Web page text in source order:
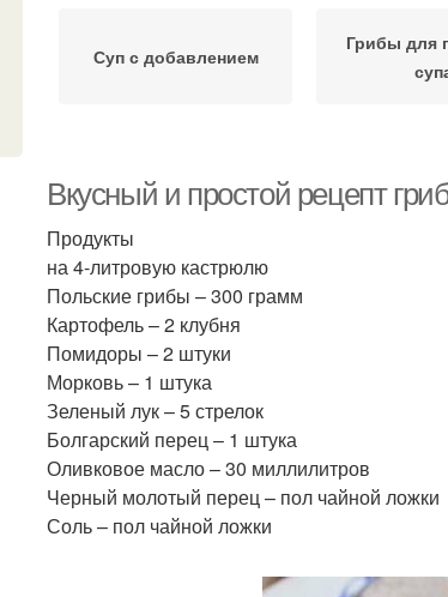
Суп с добавлением
Грибы для
Вкусный и простой рецепт
Продукты
на 4-литровую кастрюлю
Польские грибы – 300 грамм
Картофель – 2 клубня
Помидоры – 2 штуки
Морковь – 1 штука
Зеленый лук – 5 стрелок
Болгарский перец – 1 штука
Оливковое масло – 30 миллилитров
Черный молотый перец – пол чайной ложки
Соль – пол чайной ложки